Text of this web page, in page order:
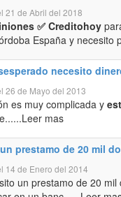
21 de Abril del 2018
✅ Creditohoy
España y necesito
necesito
26 de Mayo del 2013
es muy complicada y
mas
prestamo de 20 mil
14 de Enero del 2014
un prestamo de 20